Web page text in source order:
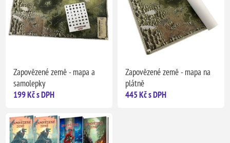
Zapovězené země - mapa a
samolepky
199 Kč s DPH
Zapovězené země - mapa na
plátně
445 Kč s DPH